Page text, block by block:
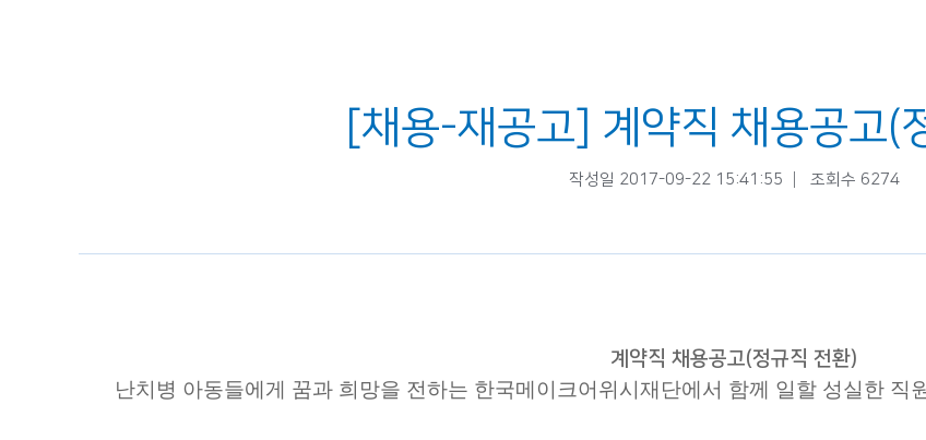
[채용-재공고] 계약직 채용공고(
작성일 2017-09-22 15:41:55 조회수 6274
계약직 채용공고(정규직 전환)
난치병 아동들에게 꿈과 희망을 전하는 한국메이크어위시재단에서 함께 일할 성실한 직